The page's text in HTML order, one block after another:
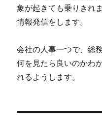
象が起きても乗りきれ
情報発信をします。
会社の人事一つで、総
何を見たら良いのかわ
れるようします。